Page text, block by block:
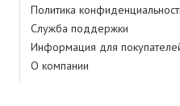
Политика
Служба поддержки
Информация для
О компании